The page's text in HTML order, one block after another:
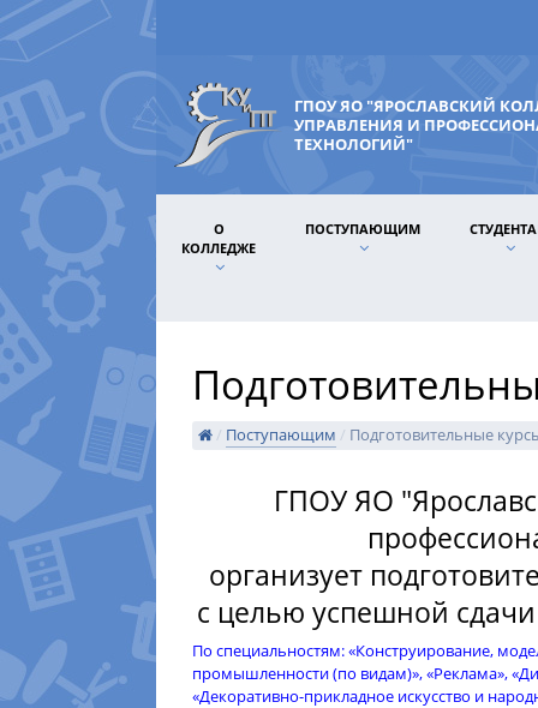
ГПОУ ЯО "ЯРОСЛАВСКИЙ
УПРАВЛЕНИЯ И
ТЕХНОЛОГИЙ"
О
КОЛЛЕДЖЕ
ПОСТУПАЮЩИМ
/ Поступающим / Подготовительные
ГПОУ ЯО
организует
с целью успешной
По специальностям: «Конструирование,
промышленности (по видам)», «Реклама»,
«Декоративно-прикладное искусство и